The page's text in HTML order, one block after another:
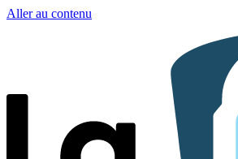
Aller au contenu